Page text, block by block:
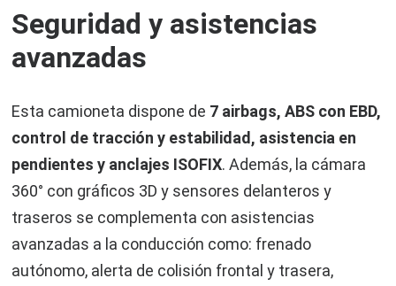
Seguridad y asistencias
avanzadas
Esta camioneta dispone de 7 airbags, ABS con EBD,
control de tracción y estabilidad, asistencia en
pendientes y anclajes ISOFIX. Además, la cámara
360° con gráficos 3D y sensores delanteros y
traseros se complementa con asistencias
avanzadas a la conducción como: frenado
autónomo, alerta de colisión frontal y trasera,